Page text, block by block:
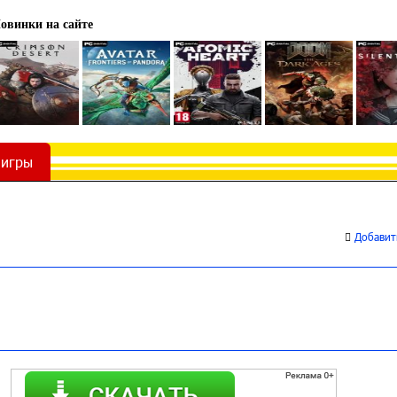
на сайте